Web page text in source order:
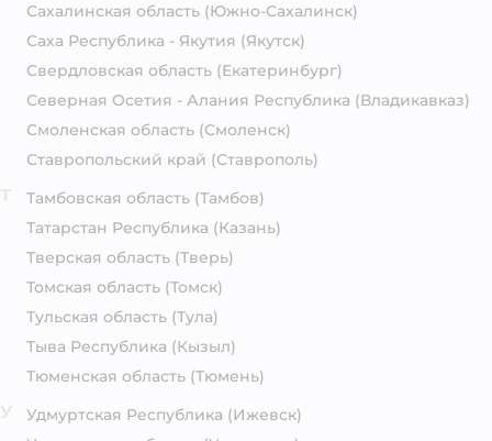
Сахалинская область (Южно-Сахалинск)
Саха Республика - Якутия (Якутск)
Свердловская область (Екатеринбург)
Северная Осетия - Алания Республика (Владикавказ)
Смоленская область (Смоленск)
Ставропольский край (Ставрополь)
Тамбовская область (Тамбов)
Татарстан Республика (Казань)
Тверская область (Тверь)
Томская область (Томск)
Тульская область (Тула)
Тыва Республика (Кызыл)
Тюменская область (Тюмень)
Удмуртская Республика (Ижевск)